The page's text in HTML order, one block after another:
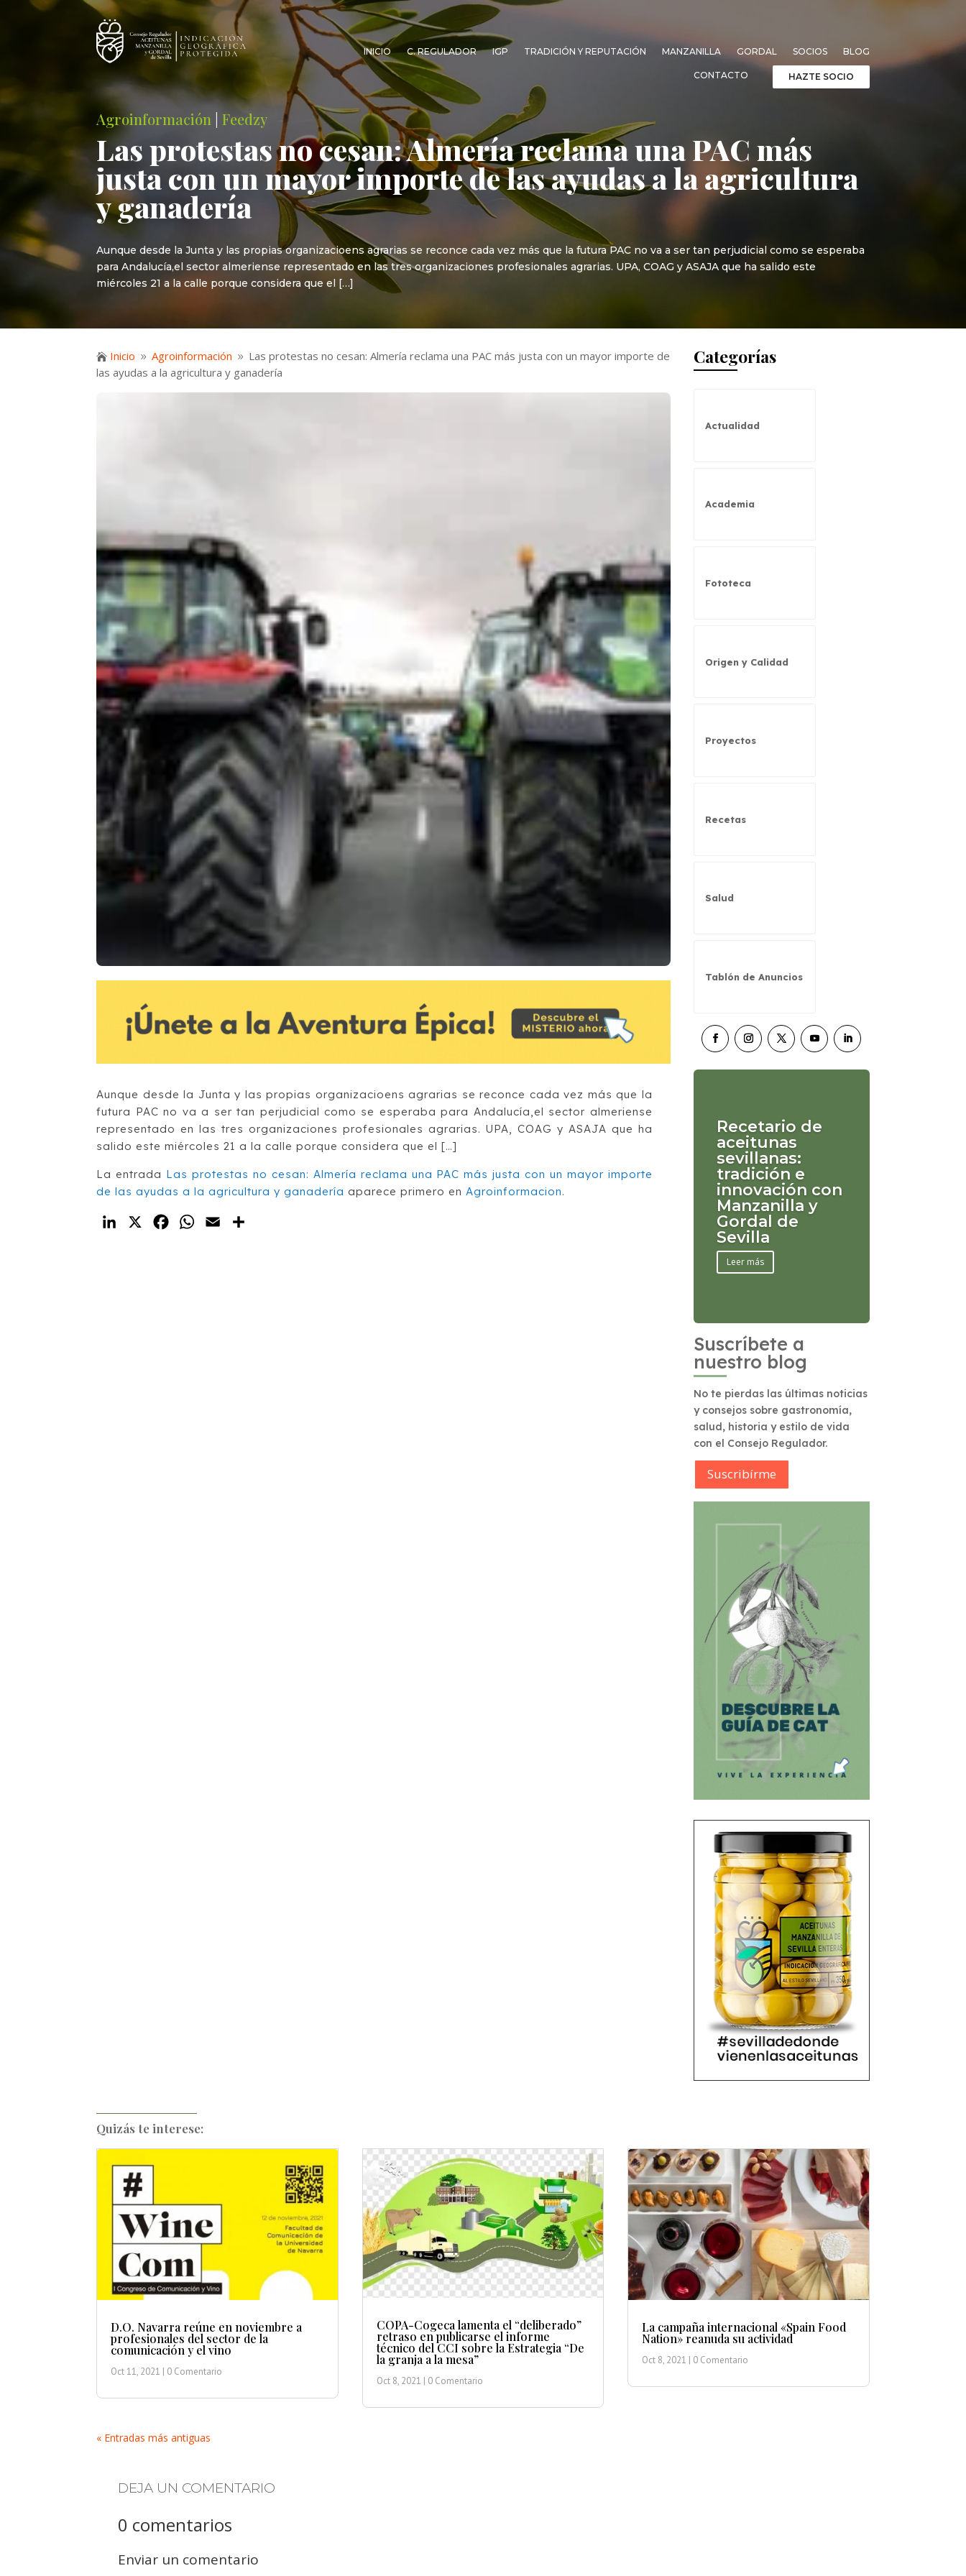
INICIO C. REGULADOR IGP TRADICIÓN Y REPUTACIÓN MANZANILLA GORDAL SOCIOS BLOG
CONTACTO HAZTE SOCIO
Agroinformación |Feedzy
Las protestas no cesan: Almería reclama una PAC más
justa con un mayor importe de las ayudas a la agricultura
y ganadería
Aunque desde la Junta y las propias organizacioens agrarias se reconce cada vez más que la futura PAC no va a ser tan perjudicial como se esperaba
para Andalucía,el sector almeriense representado en las tres organizaciones profesionales agrarias. UPA, COAG y ASAJA que ha salido este
miércoles 21 a la calle porque considera que el […]
 Inicio 9 Agroinformación 9 Las protestas no cesan: Almería reclama una PAC más justa con un mayor importe de
las ayudas a la agricultura y ganadería
Aunque desde la Junta y las propias organizacioens agrarias se reconce cada vez más que la
futura PAC no va a ser tan perjudicial como se esperaba para Andalucía,el sector almeriense
representado en las tres organizaciones profesionales agrarias. UPA, COAG y ASAJA que ha
salido este miércoles 21 a la calle porque considera que el […]
La entrada Las protestas no cesan: Almería reclama una PAC más justa con un mayor importe
de las ayudas a la agricultura y ganadería aparece primero en Agroinformacion.
LinkedIn
X FacebookWhatsApp
Email
Categorías
Actualidad
Academia
Fototeca
Origen y Calidad
Proyectos
Recetas
Salud
Tablón de Anuncios
Recetario de
aceitunas
sevillanas:
tradición e
innovación con
Manzanilla y
Gordal de
Sevilla
Leer más
Suscríbete a
nuestro blog
No te pierdas las últimas noticias
y consejos sobre gastronomía,
salud, historia y estilo de vida
con el Consejo Regulador.
Suscribírme
Quizás te interese:
D.O. Navarra reúne en noviembre a
profesionales del sector de la
comunicación y el vino
Oct 11, 2021 | 0 Comentario
COPA-Cogeca lamenta el “deliberado”
retraso en publicarse el informe
técnico del CCI sobre la Estrategia “De
la granja a la mesa”
Oct 8, 2021 | 0 Comentario
La campaña internacional «Spain Food
Nation» reanuda su actividad
Oct 8, 2021 | 0 Comentario
« Entradas más antiguas
DEJA UN COMENTARIO
0 comentarios
Enviar un comentario